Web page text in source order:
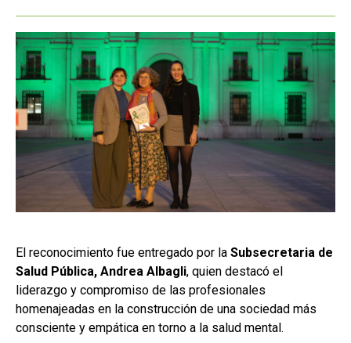
El reconocimiento fue entregado por la Subsecretaria de
Salud Pública, Andrea Albagli, quien destacó el
liderazgo y compromiso de las profesionales
homenajeadas en la construcción de una sociedad más
consciente y empática en torno a la salud mental.